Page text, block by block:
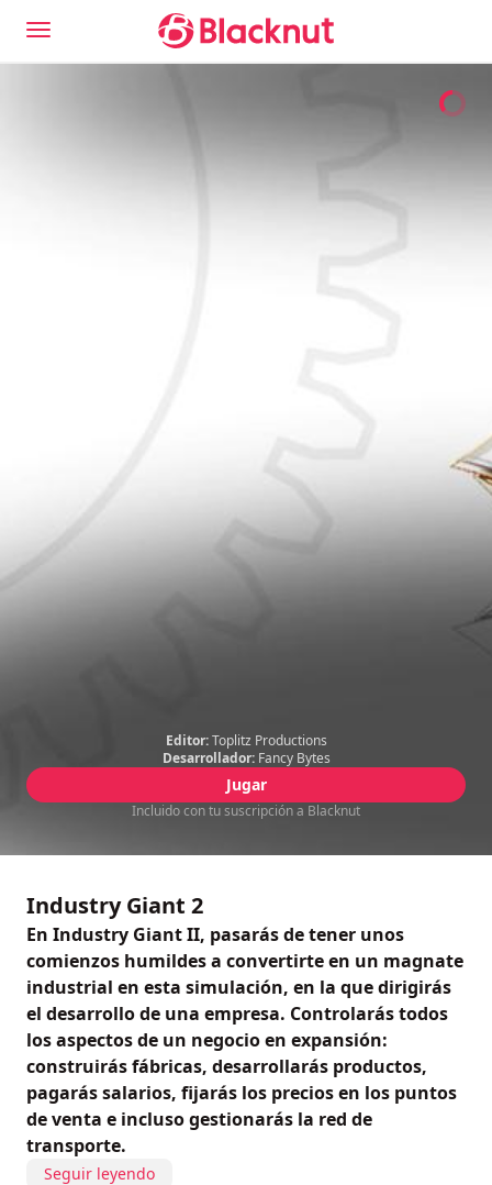
Editor: Toplitz Productions
Desarrollador: Fancy Bytes
Jugar
Incluido con tu suscripción a Blacknut
Industry Giant 2
En Industry Giant II, pasarás de tener unos
comienzos humildes a convertirte en un magnate
industrial en esta simulación, en la que dirigirás
el desarrollo de una empresa. Controlarás todos
los aspectos de un negocio en expansión:
construirás fábricas, desarrollarás productos,
pagarás salarios, fijarás los precios en los puntos
de venta e incluso gestionarás la red de
transporte.
Seguir leyendo